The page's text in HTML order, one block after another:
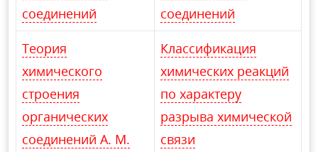
соединений
соединений
Теория
химического
строения
органических
соединений А. М.
Классификация
химических реакций
по характеру
разрыва химической
связи